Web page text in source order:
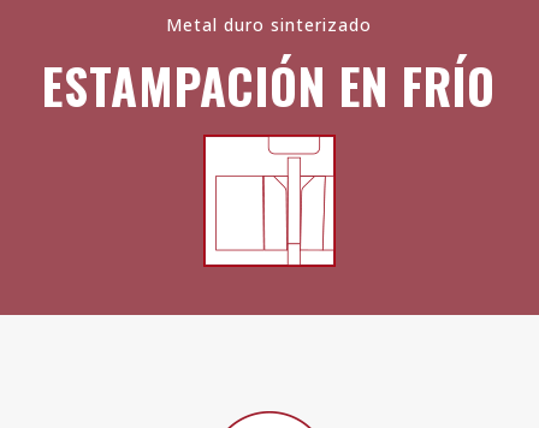
Metal duro sinterizado
ESTAMPACIÓN EN FRÍO